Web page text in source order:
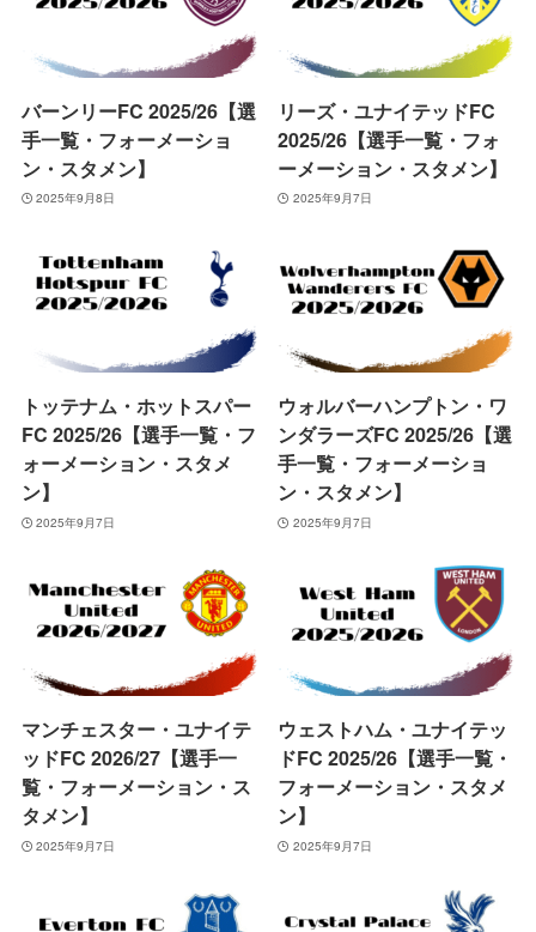
バーンリーFC 2025/26【選
手一覧・フォーメーショ
ン・スタメン】
2025年9月8日
リーズ・ユナイテッドFC
2025/26【選手一覧・フォ
ーメーション・スタメン】
2025年9月7日
トッテナム・ホットスパー
FC 2025/26【選手一覧・フ
ォーメーション・スタメ
ン】
2025年9月7日
ウォルバーハンプトン・ワ
ンダラーズFC 2025/26【選
手一覧・フォーメーショ
ン・スタメン】
2025年9月7日
マンチェスター・ユナイテ
ッドFC 2026/27【選手一
覧・フォーメーション・ス
タメン】
2025年9月7日
ウェストハム・ユナイテッ
ドFC 2025/26【選手一覧・
フォーメーション・スタメ
ン】
2025年9月7日